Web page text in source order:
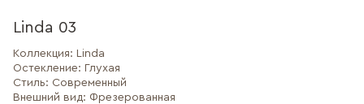
Linda 03
Коллекция: Linda
Остекление: Глухая
Стиль: Современный
Внешний вид: Фрезерованная